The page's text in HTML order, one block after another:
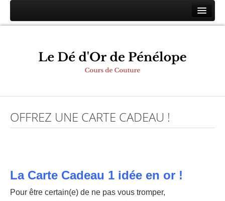
Accueil
Horaires
Bons Cadeaux
Conditions
OFFREZ UNE CARTE CADEAU !
La Carte Cadeau 1 idée en or !
Pour être certain(e) de ne pas vous tromper,